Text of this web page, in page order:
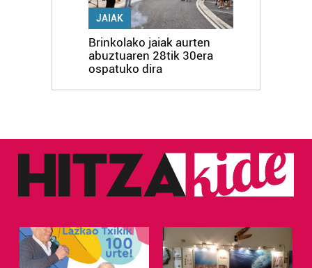
JAIAK
Brinkolako jaiak aurten
abuztuaren 28tik 30era
ospatuko dira